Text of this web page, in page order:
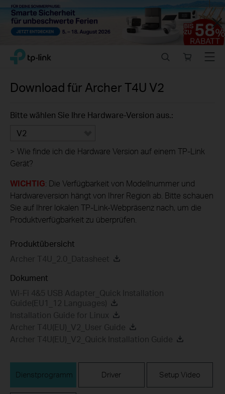
Close
Click
navigation
TP-Link, Reliably Smart
store
Menu
Download für Archer T4U V2
Bitte wählen Sie Ihre Hardware-Version aus.:
V2
> Wie finde ich die Hardware Version auf einem TP-Link
Gerät?
WICHTIG: Die Verfügbarkeit von Modellnummer und
Hardwareversion hängt von Ihrer Region ab. Bitte schauen
Sie auf Ihrer lokalen TP-Link-Webpräsenz nach, um die
Produktverfügbarkeit zu überprüfen.
Produktübersicht
Archer T4U_2.0_Datasheet
Dokument
Wi-Fi 4&5 USB Adapter_Quick Installation
Guide(EU1_12 Languages)
Installation Guide for Linux
Archer T4U(EU)_V2_User Guide
Archer T4U(EU)_V2_Quick Installation Guide
Dienstprogramm Driver Setup Video